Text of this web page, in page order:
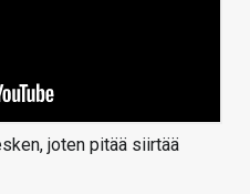
joten pitää siirtää